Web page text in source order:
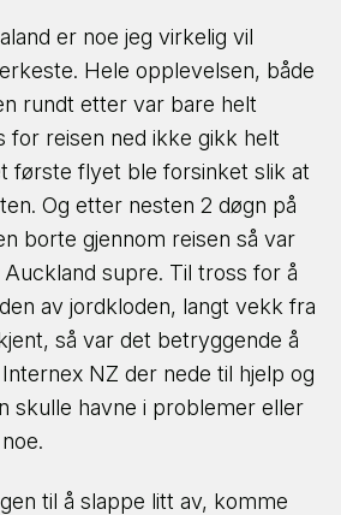
er noe jeg virkelig vil
Hele opplevelsen, både
rundt etter var bare helt
for reisen ned ikke gikk helt
første flyet ble forsinket slik at
Og etter nesten 2 døgn på
borte gjennom reisen så var
supre. Til tross for å
av jordkloden, langt vekk fra
så var det betryggende å
NZ der nede til hjelp og
skulle havne i problemer eller
til å slappe litt av, komme